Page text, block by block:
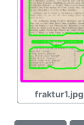
fraktur1.jpg